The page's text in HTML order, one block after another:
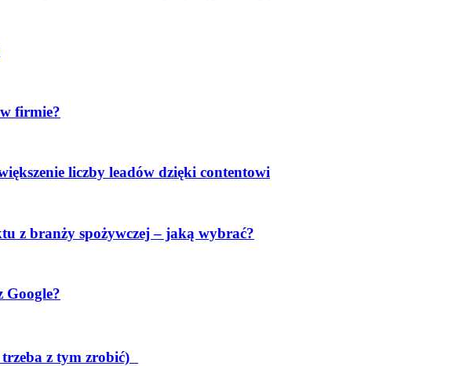
firmie?
liczby leadów dzięki contentowi
z branży spożywczej – jaką wybrać?
Google?
z tym zrobić)